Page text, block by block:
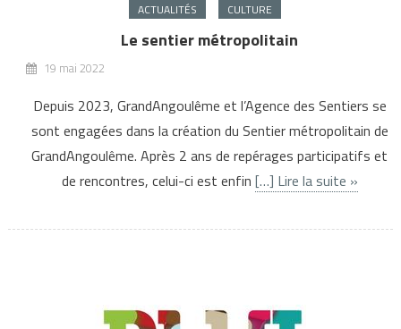
ACTUALITÉS CULTURE
Le sentier métropolitain
19 mai 2022
Depuis 2023, GrandAngoulême et l’Agence des Sentiers se
sont engagées dans la création du Sentier métropolitain de
GrandAngoulême. Après 2 ans de repérages participatifs et
de rencontres, celui-ci est enfin […] Lire la suite »